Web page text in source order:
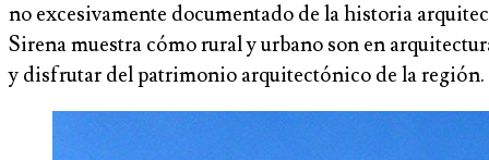
no excesivamente documentado de la historia
Sirena muestra cómo rural y urbano son en
y disfrutar del patrimonio arquitectónico de la región.